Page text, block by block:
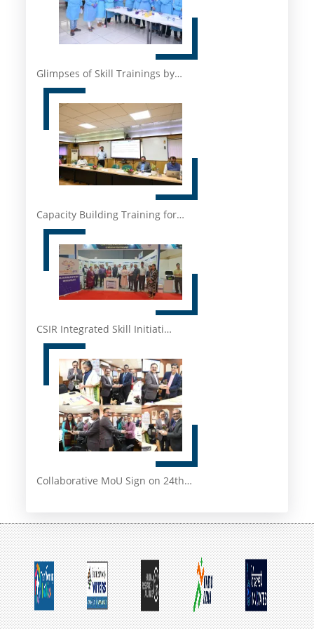
Glimpses of Skill Trainings by…
Capacity Building Training for…
CSIR Integrated Skill Initiati…
Collaborative MoU Sign on 24th…